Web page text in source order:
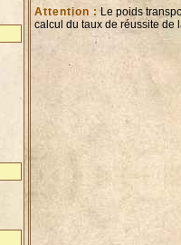
Attention : Le poids
calcul du taux de réussite de